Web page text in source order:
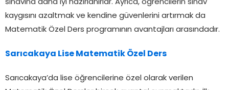
sınavına daha iyi hazırlanırlar. Ayrıca, öğrencilerin sınav
kaygısını azaltmak ve kendine güvenlerini artırmak da
Matematik Özel Ders programının avantajları arasındadır.
Sarıcakaya Lise Matematik Özel Ders
Sarıcakaya’da lise öğrencilerine özel olarak verilen